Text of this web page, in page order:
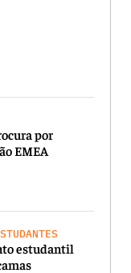
por
EMEA
estudantil